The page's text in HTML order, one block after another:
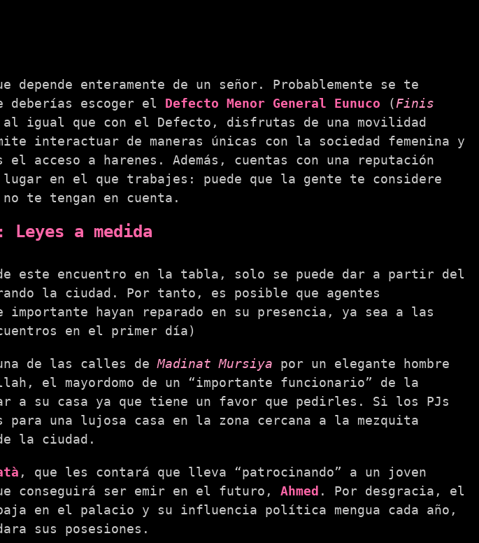
enteramente de un señor. Probablemente se te
deberías escoger el Defecto Menor General Eunuco (Finis
igual que con el Defecto, disfrutas de una movilidad
interactuar de maneras únicas con la sociedad femenina y
el acceso a harenes. Además, cuentas con una reputación
en el que trabajes: puede que la gente te considere
te tengan en cuenta.
a medida
este encuentro en la tabla, solo se puede dar a partir del
la ciudad. Por tanto, es posible que agentes
importante hayan reparado en su presencia, ya sea a las
en el primer día)
una de las calles deMadinat Mursiya por un elegante hombre
el mayordomo de un “importante funcionario” de la
a su casa ya que tiene un favor que pedirles. Si los PJs
una lujosa casa en la zona cercana a la mezquita
la ciudad.
, que les contará que lleva “patrocinando” a un joven
conseguirá ser emir en el futuro, Ahmed . Por desgracia, el
en el palacio y su influencia política mengua cada año,
sus posesiones.